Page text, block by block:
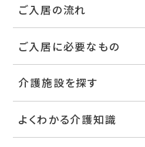
ご入居の流れ
ご入居に必要なもの
介護施設を探す
よくわかる介護知識